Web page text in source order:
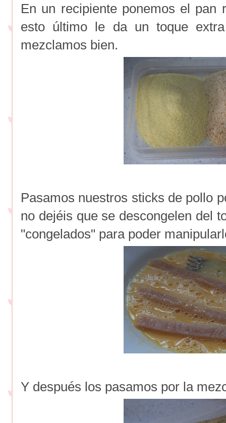
En un recipiente ponemos el pan
esto último le da un toque
mezclamos bien.
Pasamos nuestros sticks de pollo
no dejéis que se descongelen del
"congelados" para poder
Y después los pasamos por la